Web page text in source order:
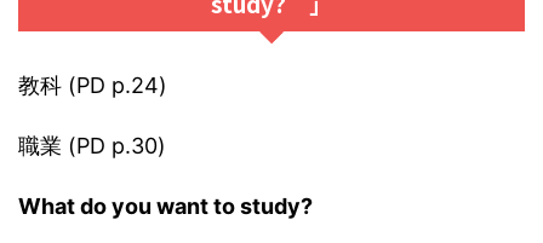
教科 (PD p.24)
職業 (PD p.30)
What do you want to study?